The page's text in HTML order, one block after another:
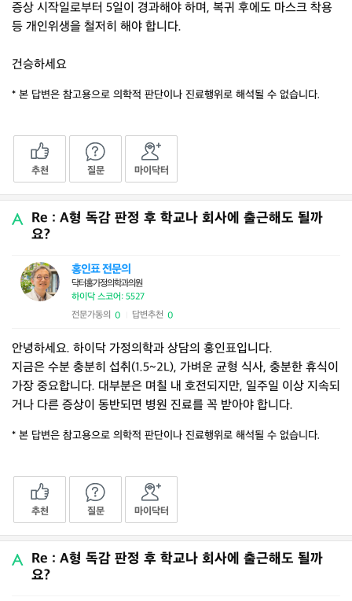
증상 시작일로부터 5일이 경과해야 하며, 복귀 후에도 마스크 착용
등 개인위생을 철저히 해야 합니다.
건승하세요
* 본 답변은 참고용으로 의학적 판단이나 진료행위로 해석될 수 없습니다.
추천 질문 마이닥터
Re : A형 독감 판정 후 학교나 회사에 출근해도 될까
요?
홍인표 전문의
닥터홍가정의학과의원
하이닥 스코어: 5527
전문가동의 0 답변추천 0
안녕하세요. 하이닥 가정의학과 상담의 홍인표입니다.
지금은 수분 충분히 섭취(1.5~2L), 가벼운 균형 식사, 충분한 휴식이
가장 중요합니다. 대부분은 며칠 내 호전되지만, 일주일 이상 지속되
거나 다른 증상이 동반되면 병원 진료를 꼭 받아야 합니다.
* 본 답변은 참고용으로 의학적 판단이나 진료행위로 해석될 수 없습니다.
추천 질문 마이닥터
Re : A형 독감 판정 후 학교나 회사에 출근해도 될까
요?